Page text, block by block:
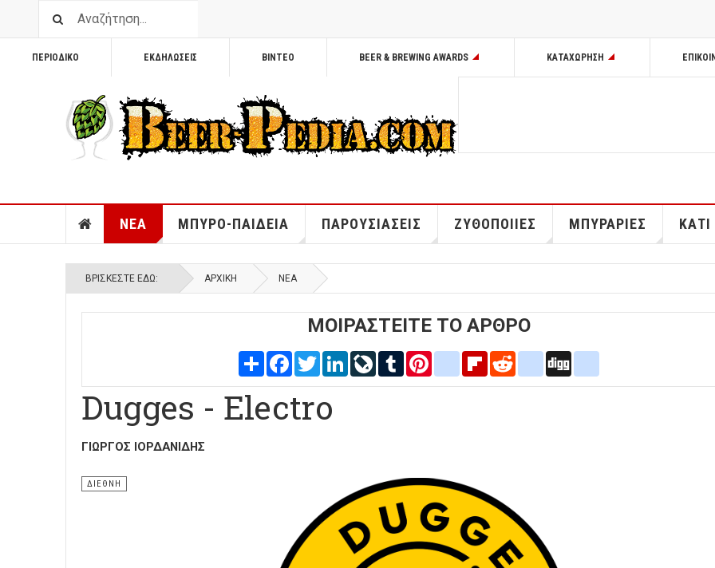
ΠΕΡΙΟΔΙΚΟ ΕΚΔΗΛΩΣΕΙΣ ΒΙΝΤΕΟ BEER & BREWING AWARDS ΚΑΤΑΧΩΡΗΣΗ
ΝΕΑ ΜΠΥΡΟ-ΠΑΙΔΕΙΑ ΠΑΡΟΥΣΙΑΣΕΙΣ ΖΥΘΟΠΟΙΙΕΣ ΜΠΥΡΑΡΙΕΣ
ΒΡΊΣΚΕΣΤΕ ΕΔΏ: ΑΡΧΙΚΉ ΝΕΑ
ΜΟΙΡΑΣΤΕΙΤΕ ΤΟ ΑΡΘΡΟ
Share FacebookTwitterLinkedInLiveJournal
Tumblr Pinterestblogger_post
FlipboardRedditdelicious
Dugges - Electro
ΓΙΏΡΓΟΣ ΙΟΡΔΑΝΊΔΗΣ
ΔΙΕΘΝΗ